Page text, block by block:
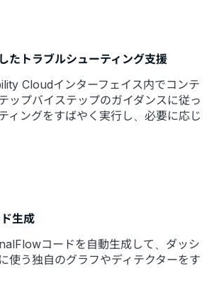
たトラブルシューティング支援
Cloudインターフェイス内でコンテ
ップバイステップのガイダンスに従っ
ィングをすばやく実行し、必要に応じ
生成
コードを自動生成して、ダッシ
使う独自のグラフやディテクターをす